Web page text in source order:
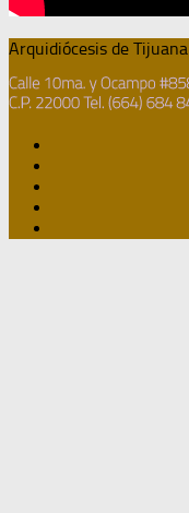
Arquidiócesis de Tijuana